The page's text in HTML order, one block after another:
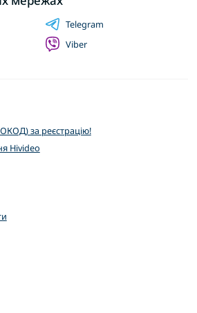
за реєстрацію!
Hivideo
Telegram
Viber